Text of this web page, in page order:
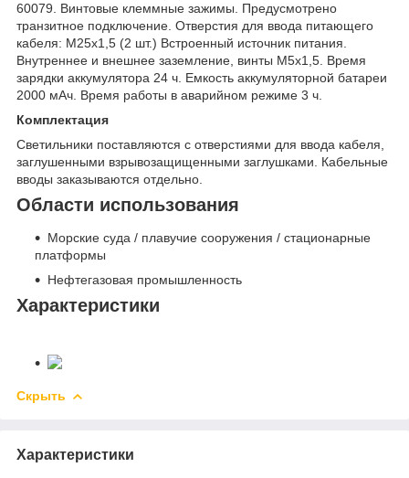
60079. Винтовые клеммные зажимы. Предусмотрено
транзитное подключение. Отверстия для ввода питающего
кабеля: М25х1,5 (2 шт.) Встроенный источник питания.
Внутреннее и внешнее заземление, винты М5х1,5. Время
зарядки аккумулятора 24 ч. Емкость аккумуляторной батареи
2000 мАч. Время работы в аварийном режиме 3 ч.
Комплектация
Светильники поставляются с отверстиями для ввода кабеля,
заглушенными взрывозащищенными заглушками. Кабельные
вводы заказываются отдельно.
Области использования
Морские суда / плавучие сооружения / стационарные
платформы
Нефтегазовая промышленность
Характеристики
Скрыть
Характеристики